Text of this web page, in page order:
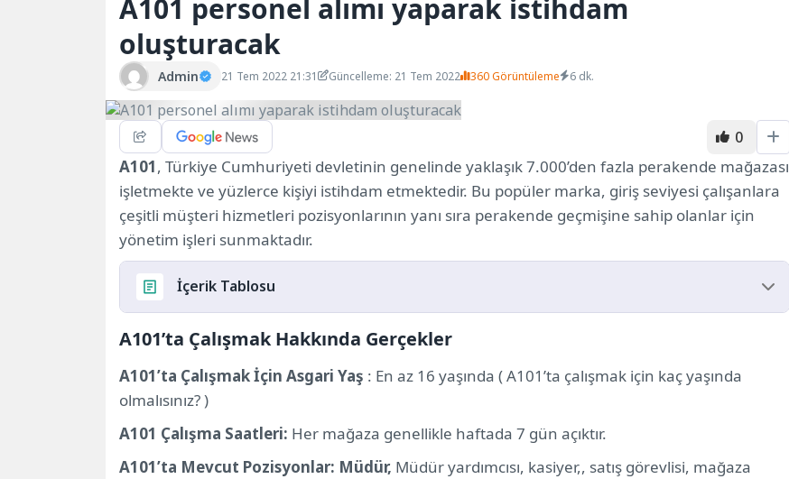
A101 personel alımı yaparak istihdam
oluşturacak
Admin 21 Tem 2022 21:31 Güncelleme: 21 Tem 2022 360 Görüntüleme 6 dk.
0
A101, Türkiye Cumhuriyeti devletinin genelinde yaklaşık 7.000’den fazla perakende mağazası
işletmekte ve yüzlerce kişiyi istihdam etmektedir. Bu popüler marka, giriş seviyesi çalışanlara
çeşitli müşteri hizmetleri pozisyonlarının yanı sıra perakende geçmişine sahip olanlar için
yönetim işleri sunmaktadır.
İçerik Tablosu
A101’ta Çalışmak Hakkında Gerçekler
A101 Pozisyonları ve Maaş Bilgileri
“Bim Personel Alımı” İş Başvurusu Sırasında Dikkat Etmeniz Gereken 8 Husus
A101’ta Çalışmanın Faydaları
A101’ta Çalışmak Hakkında Gerçekler
A101’ta Çalışmak İçin Asgari Yaş : En az 16 yaşında ( A101’ta çalışmak için kaç yaşında
olmalısınız? )
A101 Çalışma Saatleri: Her mağaza genellikle haftada 7 gün açıktır.
A101’ta Mevcut Pozisyonlar: Müdür, Müdür yardımcısı, kasiyer,, satış görevlisi, mağaza